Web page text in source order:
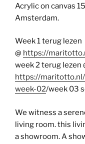
Acrylic on canvas
Amsterdam.
Week 1 terug lezen
@ https://
week 2 terug lezen
https://
week-02/week 03
We witness a
living room. this
a showroom. A